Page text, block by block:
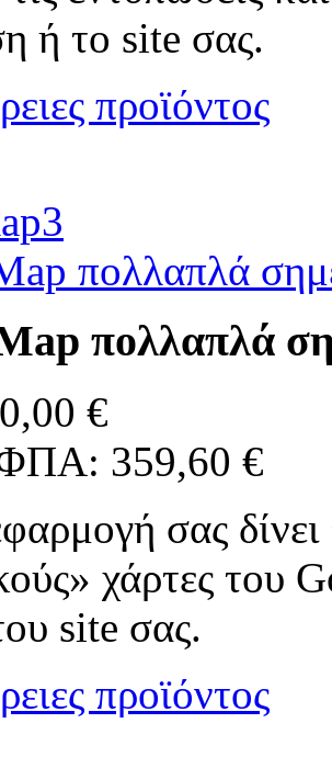
ή το site σας.
προϊόντος
πολλαπλά
πολλαπλά
€
ΦΠΑ: 359,60 €
σας
χάρτες του
site σας.
προϊόντος